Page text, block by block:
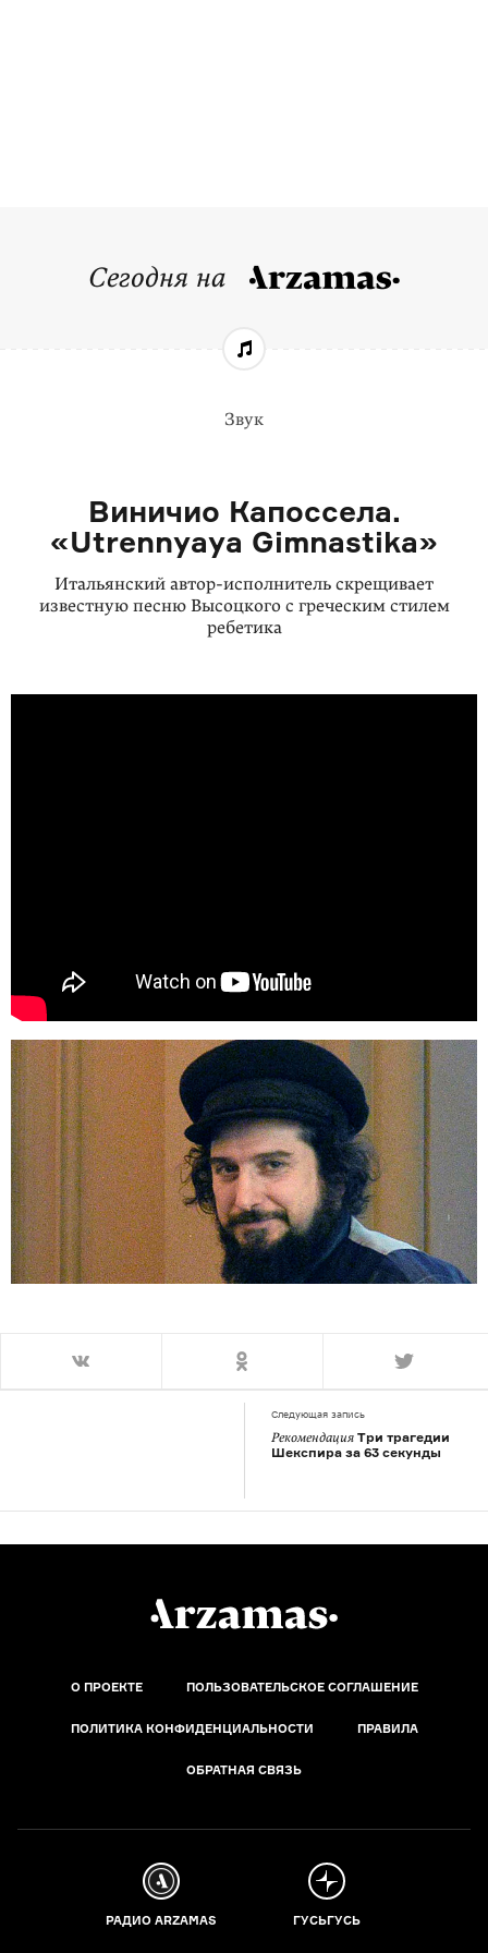
Сегодня на
Звук
Виничио Капоссела.
«Utrennyaya Gimnastika»
Итальянский автор-исполнитель скрещивает
известную песню Высоцкого с греческим стилем
ребетика
Следующая запись
Рекомендация Три трагедии
Шекспира за 63 секунды
О ПРОЕКТЕ ПОЛЬЗОВАТЕЛЬСКОЕ СОГЛАШЕНИЕ
ПОЛИТИКА КОНФИДЕНЦИАЛЬНОСТИ ПРАВИЛА
ОБРАТНАЯ СВЯЗЬ
РАДИО ARZAMAS ГУСЬГУСЬ